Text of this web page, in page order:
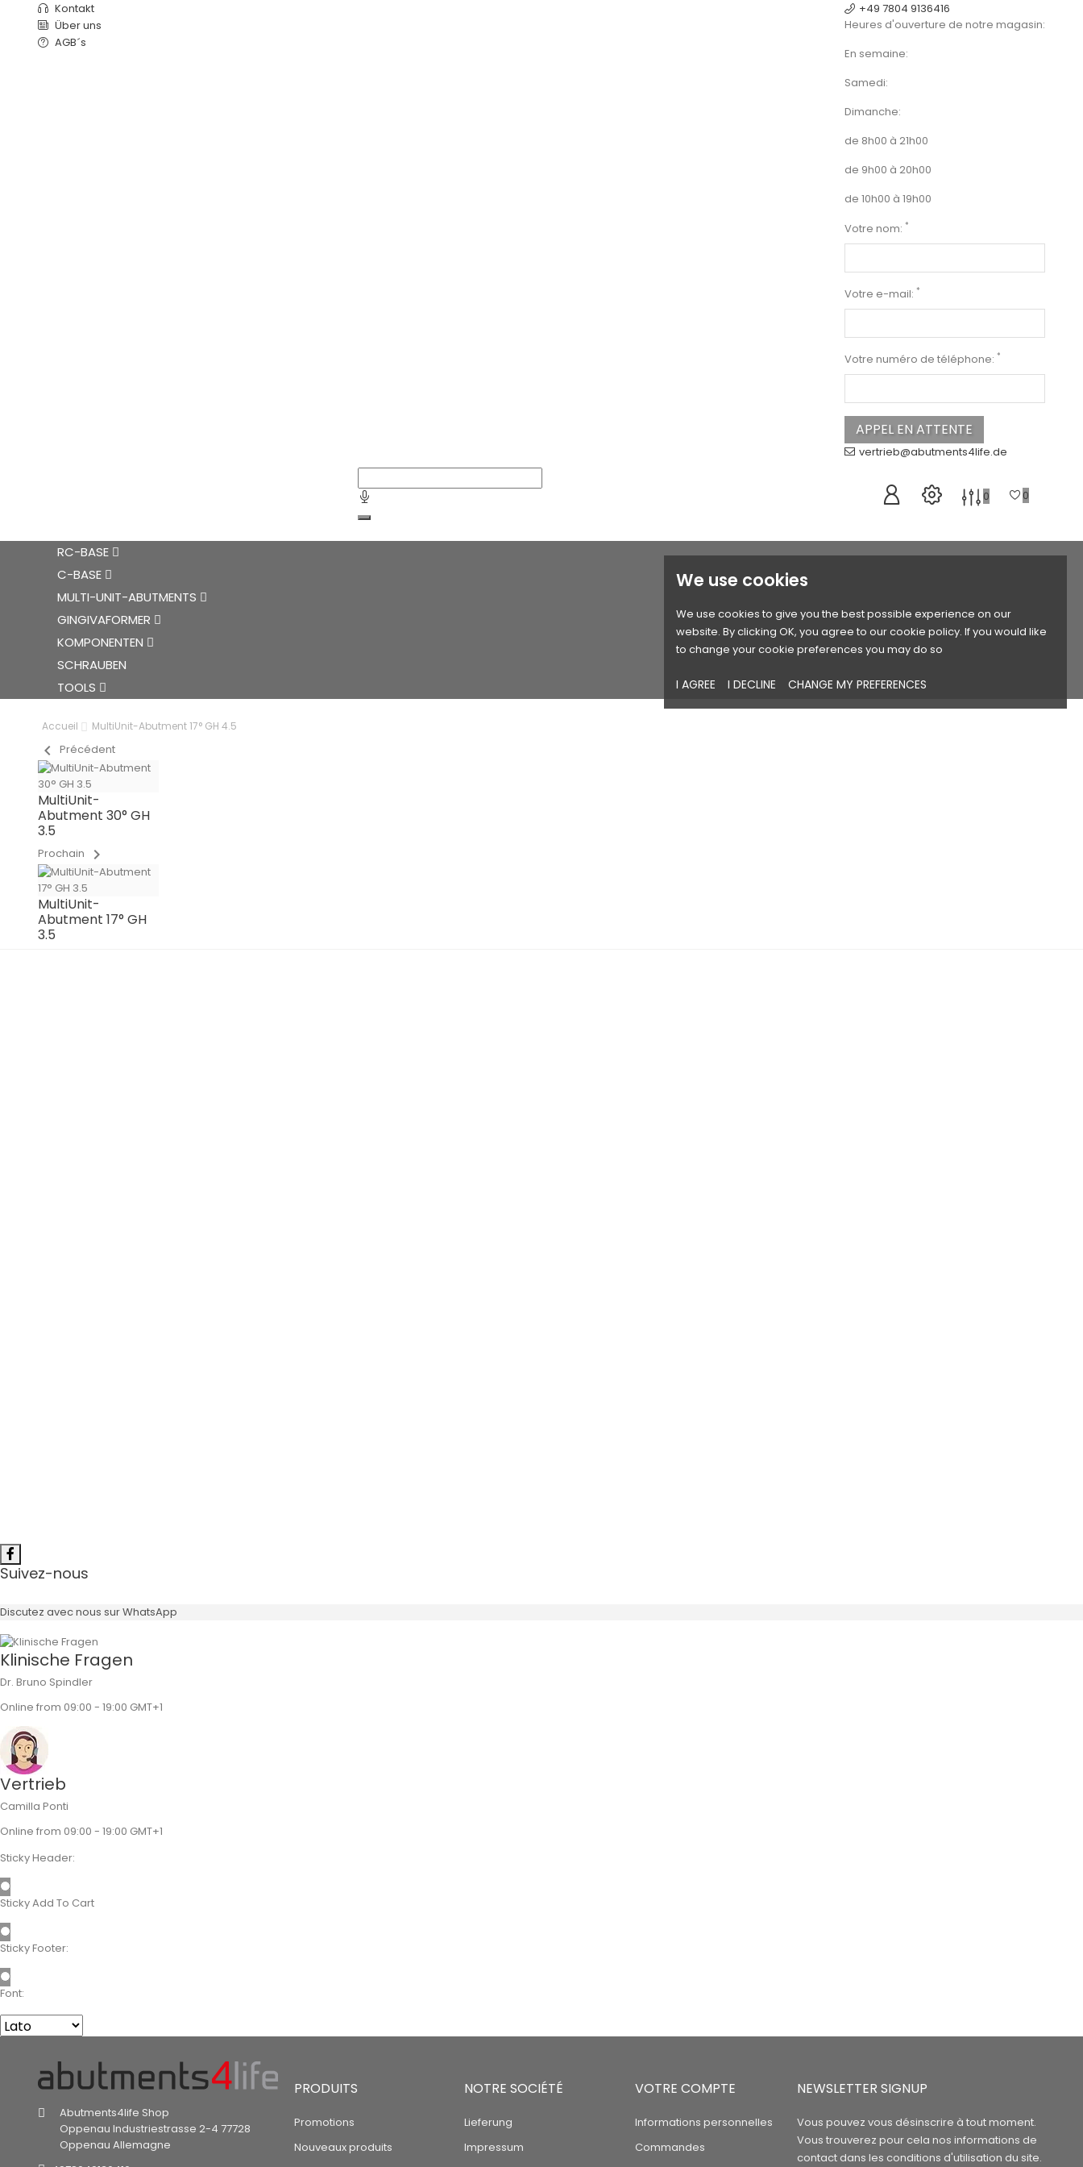
We use cookies
We use cookies to give you the best possible experience on our
website. By clicking OK, you agree to our cookie policy. If you would like
to change your cookie preferences you may do so
I AGREE I DECLINE CHANGE MY PREFERENCES
Kontakt
Über uns
AGB´s
+49 7804 9136416
Heures d'ouverture de notre magasin:
En semaine:
Samedi:
Dimanche:
de 8h00 à 21h00
de 9h00 à 20h00
de 10h00 à 19h00
Votre nom: *
Votre e-mail: *
Votre numéro de téléphone: *
vertrieb@abutments4life.de
0 0
RC-BASE
C-BASE
MULTI-UNIT-ABUTMENTS
GINGIVAFORMER
KOMPONENTEN
SCHRAUBEN
TOOLS
Accueil MultiUnit-Abutment 17° GH 4.5
chevron_left Précédent
MultiUnit-
Abutment 30° GH
3.5
Prochain chevron_right
MultiUnit-
Abutment 17° GH
3.5
Suivez-nous
Discutez avec nous sur WhatsApp
Klinische Fragen
Dr. Bruno Spindler
Online from 09:00 - 19:00 GMT+1
Vertrieb
Camilla Ponti
Online from 09:00 - 19:00 GMT+1
Sticky Header:
Sticky Add To Cart
Sticky Footer:
Font:
Abutments4life Shop
Oppenau Industriestrasse 2-4 77728
Oppenau Allemagne
PRODUITS
Promotions
Nouveaux produits
NOTRE SOCIÉTÉ
Lieferung
Impressum
VOTRE COMPTE
Informations personnelles
Commandes
NEWSLETTER SIGNUP
Vous pouvez vous désinscrire à tout moment.
Vous trouverez pour cela nos informations de
contact dans les conditions d'utilisation du site.